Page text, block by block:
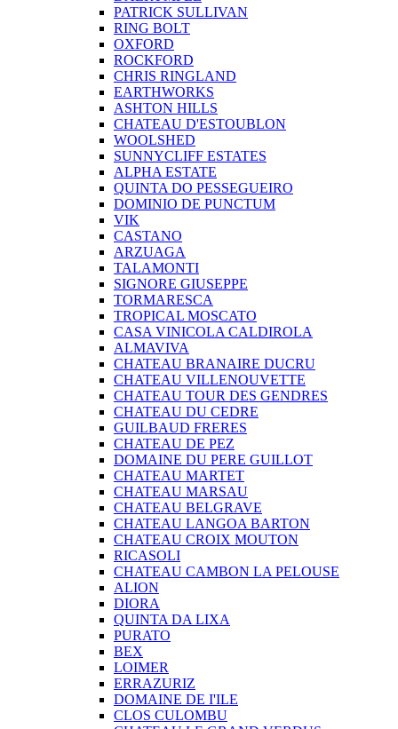
PATRICK SULLIVAN
RING BOLT
OXFORD
ROCKFORD
CHRIS RINGLAND
EARTHWORKS
ASHTON HILLS
CHATEAU D'ESTOUBLON
WOOLSHED
SUNNYCLIFF ESTATES
ALPHA ESTATE
QUINTA DO PESSEGUEIRO
DOMINIO DE PUNCTUM
VIK
CASTANO
ARZUAGA
TALAMONTI
SIGNORE GIUSEPPE
TORMARESCA
TROPICAL MOSCATO
CASA VINICOLA CALDIROLA
ALMAVIVA
CHATEAU BRANAIRE DUCRU
CHATEAU VILLENOUVETTE
CHATEAU TOUR DES GENDRES
CHATEAU DU CEDRE
GUILBAUD FRERES
CHATEAU DE PEZ
DOMAINE DU PERE GUILLOT
CHATEAU MARTET
CHATEAU MARSAU
CHATEAU BELGRAVE
CHATEAU LANGOA BARTON
CHATEAU CROIX MOUTON
RICASOLI
CHATEAU CAMBON LA PELOUSE
ALION
DIORA
QUINTA DA LIXA
PURATO
BEX
LOIMER
ERRAZURIZ
DOMAINE DE I'ILE
CLOS CULOMBU